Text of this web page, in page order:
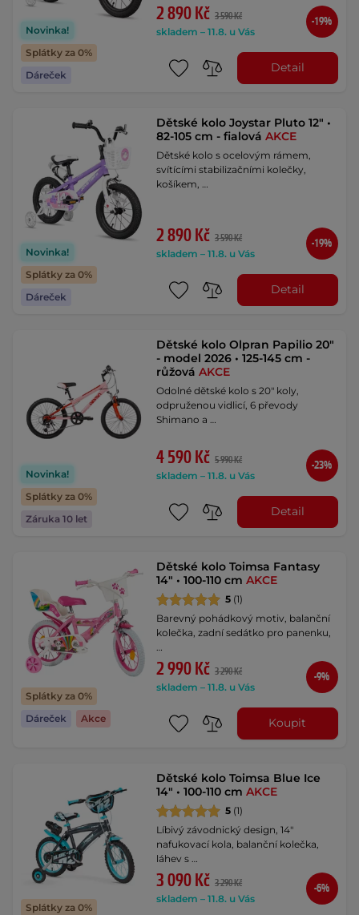
Novinka!
Splátky za 0%
Dáreček
2 890 Kč 3 590 Kč
skladem – 11.8. u Vás
-19%
Detail
Novinka!
Splátky za 0%
Dáreček
Dětské kolo Joystar Pluto 12" •
82-105 cm - fialováAKCE
Dětské kolo s ocelovým rámem,
svítícími stabilizačními kolečky,
košíkem, …
2 890 Kč 3 590 Kč
skladem – 11.8. u Vás
-19%
Detail
Novinka!
Splátky za 0%
Záruka 10 let
Dětské kolo Olpran Papilio 20"
- model 2026 • 125-145 cm -
růžováAKCE
Odolné dětské kolo s 20" koly,
odpruženou vidlicí, 6 převody
Shimano a …
4 590 Kč 5 990 Kč
skladem – 11.8. u Vás
-23%
Detail
Splátky za 0%
Dáreček
Akce
Dětské kolo Toimsa Fantasy
14" • 100-110 cmAKCE
5 (1)
Barevný pohádkový motiv, balanční
kolečka, zadní sedátko pro panenku,
2 990 Kč 3 290 Kč
skladem – 11.8. u Vás
-9%
Koupit
Splátky za 0%
Dětské kolo Toimsa Blue Ice
14" • 100-110 cmAKCE
5 (1)
Líbivý závodnický design, 14"
nafukovací kola, balanční kolečka,
láhev s …
3 090 Kč 3 290 Kč
skladem – 11.8. u Vás
-6%